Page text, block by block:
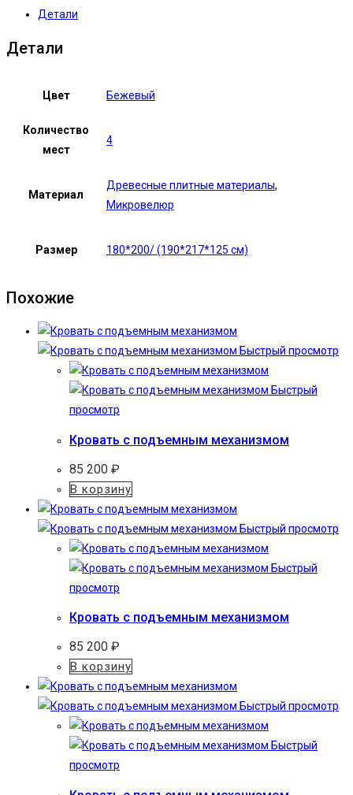
Детали
Детали
Цвет Бежевый
Количество
мест
4
Материал
Древесные плитные материалы,
Микровелюр
Размер 180*200/ (190*217*125 см)
Похожие
Быстрый просмотр
Быстрый
просмотр
Кровать с подъемным механизмом
85 200 ₽
В корзину
Быстрый просмотр
Быстрый
просмотр
Кровать с подъемным механизмом
85 200 ₽
В корзину
Быстрый просмотр
Быстрый
просмотр